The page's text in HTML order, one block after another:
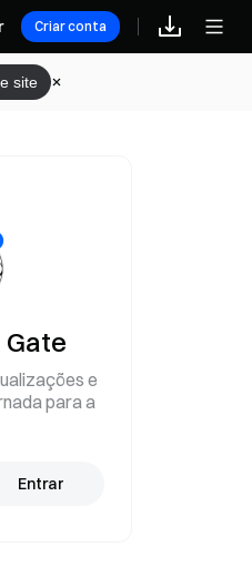
Criar conta
site
será alterada de
e
para a
Entrar